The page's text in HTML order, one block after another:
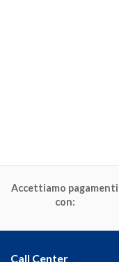
Accettiamo pagamenti
con:
Call Center